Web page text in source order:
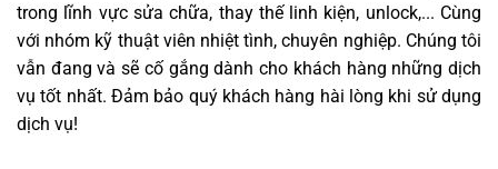
trong lĩnh vực sửa chữa, thay thế linh kiện, unlock,... Cùng
với nhóm kỹ thuật viên nhiệt tình, chuyên nghiệp. Chúng tôi
vẫn đang và sẽ cố gắng dành cho khách hàng những dịch
vụ tốt nhất. Đảm bảo quý khách hàng hài lòng khi sử dụng
dịch vụ!